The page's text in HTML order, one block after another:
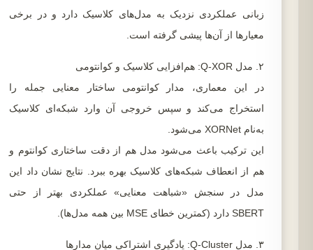
زبانی عملکردی نزدیک به مدل‌های کلاسیک دارد و در برخی
معیارها از آن‌ها پیشی گرفته است.
۲. مدل Q-XOR: هم‌افزایی کلاسیک و کوانتومی
در این معماری، مدار کوانتومی ساختار معنایی جمله را
استخراج می‌کند و سپس خروجی آن وارد شبکه‌ای کلاسیک
به‌نام XORNet می‌شود.
این ترکیب باعث می‌شود مدل هم از دقت ساختاری کوانتوم و
هم از انعطاف شبکه‌های کلاسیک بهره ببرد. نتایج نشان داد این
مدل در سنجش «شباهت معنایی» عملکردی بهتر از حتی
SBERT دارد (کمترین خطای MSE بین همه مدل‌ها).
۳. مدل Q-Cluster: یادگیری اشتراکی میان مدارها